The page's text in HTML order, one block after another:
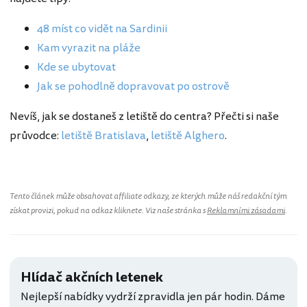
48 míst co vidět na Sardinii
Kam vyrazit na pláže
Kde se ubytovat
Jak se pohodlně dopravovat po ostrově
Nevíš, jak se dostaneš z letiště do centra? Přečti si naše
průvodce: letiště Bratislava, letiště Alghero.
Tento článek může obsahovat affiliate odkazy, ze kterých může náš redakční tým
získat provizi, pokud na odkaz kliknete. Viz naše stránka sReklamními zásadami.
Hlídač akčních letenek
Nejlepší nabídky vydrží zpravidla jen pár hodin. Dáme